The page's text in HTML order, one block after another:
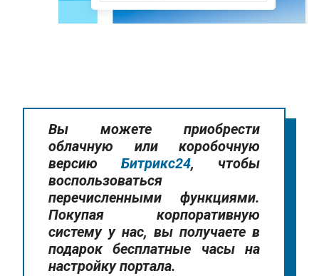
Вы можете приобрести
облачную или коробочную
версию Битрикс24, чтобы
воспользоваться
перечисленными функциями.
Покупая корпоративную
систему у нас, вы получаете в
подарок бесплатные часы на
настройку портала.